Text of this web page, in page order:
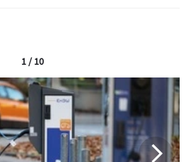
1 / 10